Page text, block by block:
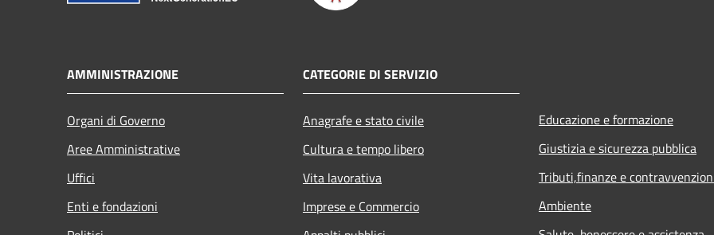
AMMINISTRAZIONE
Organi di Governo
Aree Amministrative
Uffici
Enti e fondazioni
CATEGORIE DI SERVIZIO
Anagrafe e stato civile
Cultura e tempo libero
Vita lavorativa
Imprese e Commercio
Educazione e formazione
Giustizia e sicurezza pubblica
Tributi,finanze e
Ambiente